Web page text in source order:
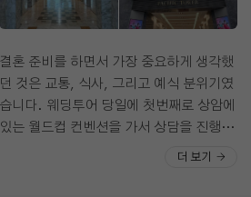
결혼 준비를 하면서 가장 중요하게 생각했
던 것은 교통, 식사, 그리고 예식 분위기였
습니다. 웨딩투어 당일에 첫번째로 상암에
있는 월드컵 컨벤션을 가서 상담을 진행했
고 두번째는 시청역에 위치한 오펠리스 웨
더 보기